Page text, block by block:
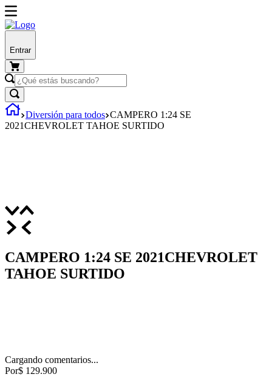
Entrar
Diversión para todos CAMPERO 1:24 SE
2021CHEVROLET TAHOE SURTIDO
CAMPERO 1:24 SE 2021CHEVROLET
TAHOE SURTIDO
Cargando comentarios...
Por$ 129.900